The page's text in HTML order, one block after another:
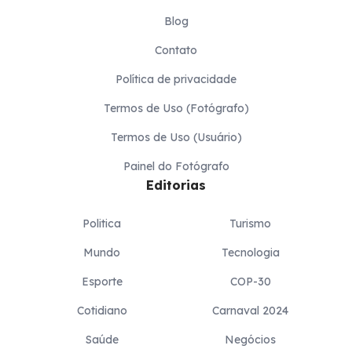
Blog
Contato
Política de privacidade
Termos de Uso (Fotógrafo)
Termos de Uso (Usuário)
Painel do Fotógrafo
Editorias
Politica
Mundo
Esporte
Cotidiano
Saúde
Turismo
Tecnologia
COP-30
Carnaval 2024
Negócios